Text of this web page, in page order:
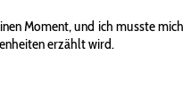
Moment, und ich musste mich
erzählt wird.